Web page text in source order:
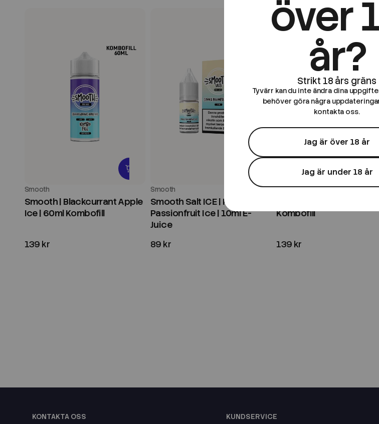
Smooth
Smooth | Blackcurrant Apple
Ice | 60ml Kombofill
139 kr
Smooth
Smooth Salt ICE | Peach
Passionfruit Ice | 10ml E-
Juice
89 kr
Smooth
Kombofill
139 kr
över
år?
Tyvärr kan du inte ändra dina
behöver göra några
kontakta oss.
Jag är över 18 år
Jag är under 18 år
KONTAKTA OSS KUNDSERVICE